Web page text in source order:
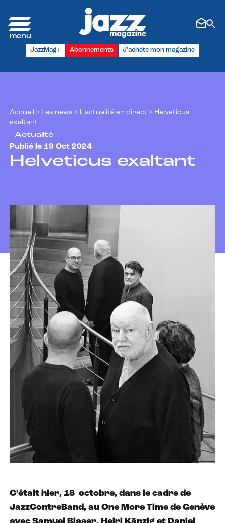
JazzMag+ Abonnements J'achète mon magazine
Accueil > Les news > L'actualité en direct > Helveticus
exaltant
Actualité
Publié le 19 Oct 2024
Helveticus exaltant
C’était hier, 18 octobre, dans le cadre de
JazzContreBand, au One More Time de Genève